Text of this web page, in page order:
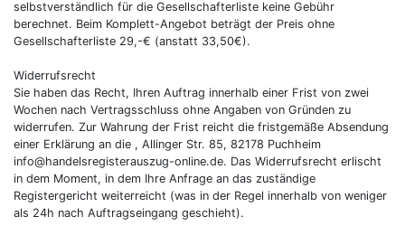
selbstverständlich für die Gesellschafterliste keine Gebühr
berechnet. Beim Komplett-Angebot beträgt der Preis ohne
Gesellschafterliste 29,-€ (anstatt 33,50€).
Widerrufsrecht
Sie haben das Recht, Ihren Auftrag innerhalb einer Frist von zwei
Wochen nach Vertragsschluss ohne Angaben von Gründen zu
widerrufen. Zur Wahrung der Frist reicht die fristgemäße Absendung
einer Erklärung an die , Allinger Str. 85, 82178 Puchheim
info@handelsregisterauszug-online.de. Das Widerrufsrecht erlischt
in dem Moment, in dem Ihre Anfrage an das zuständige
Registergericht weiterreicht (was in der Regel innerhalb von weniger
als 24h nach Auftragseingang geschieht).